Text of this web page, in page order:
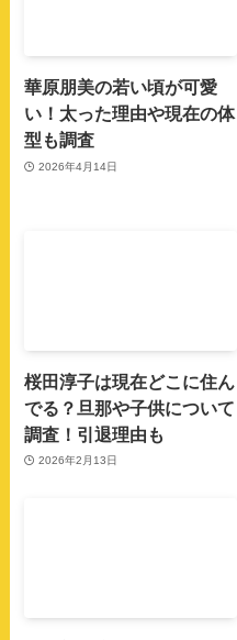
華原朋美の若い頃が可愛
い！太った理由や現在の体
型も調査
2026年4月14日
桜田淳子は現在どこに住ん
でる？旦那や子供について
調査！引退理由も
2026年2月13日